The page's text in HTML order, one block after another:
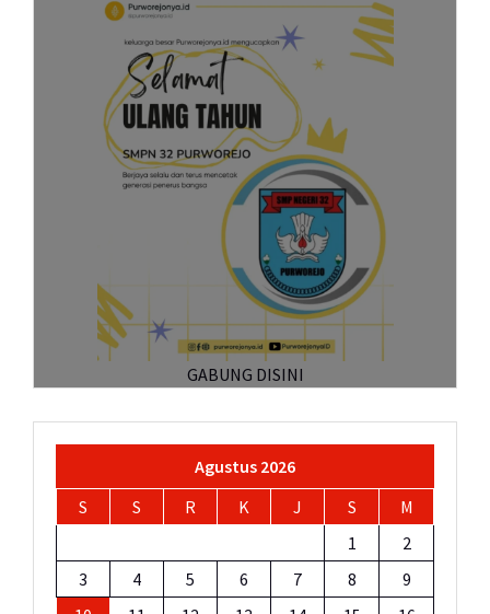
GABUNG DISINI
Agustus 2026
S
S R K J S
M
1
2
3
4 5 6 7 8
9